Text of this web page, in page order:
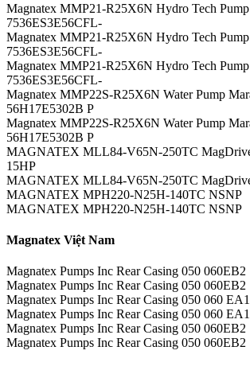
Magnatex MMP21-R25X6N Hydro Tech
7536ES3E56CFL-
Magnatex MMP21-R25X6N Hydro Tech
7536ES3E56CFL-
Magnatex MMP21-R25X6N Hydro Tech
7536ES3E56CFL-
Magnatex MMP22S-R25X6N Water Pump
56H17E5302B P
Magnatex MMP22S-R25X6N Water Pump
56H17E5302B P
MAGNATEX MLL84-V65N-250TC MagDrive
15HP
MAGNATEX MLL84-V65N-250TC MagDrive
MAGNATEX MPH220-N25H-140TC NSNP
MAGNATEX MPH220-N25H-140TC NSNP
Magnatex Việt Nam
Magnatex Pumps Inc Rear Casing 050 060EB2
Magnatex Pumps Inc Rear Casing 050 060EB2
Magnatex Pumps Inc Rear Casing 050 060 EA1
Magnatex Pumps Inc Rear Casing 050 060 EA1
Magnatex Pumps Inc Rear Casing 050 060EB2
Magnatex Pumps Inc Rear Casing 050 060EB2